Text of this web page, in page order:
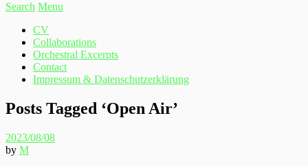
Search Menu
CV
Collaborations
Orchestral Excerpts
Contact
Impressum & Datenschutzerklärung
Posts Tagged ‘Open Air’
2023/08/08
by M